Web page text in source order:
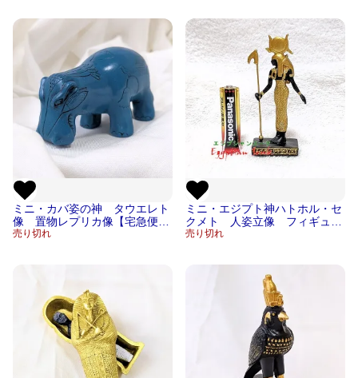
ミニ・カバ姿の神 タウエレト
像 置物レプリカ像【宅急便の
み】
売り切れ
ミニ・エジプト神ハトホル・セ
クメト 人姿立像 フィギュア
置物レプリカ像【宅急便のみ】
売り切れ